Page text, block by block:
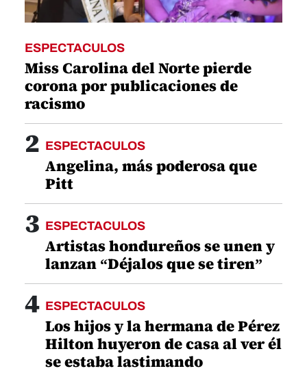
ESPECTACULOS
Miss Carolina del Norte pierde
corona por publicaciones de
racismo
2 ESPECTACULOS
Angelina, más poderosa que
Pitt
3 ESPECTACULOS
Artistas hondureños se unen y
lanzan “Déjalos que se tiren”
4 ESPECTACULOS
Los hijos y la hermana de Pérez
Hilton huyeron de casa al ver él
se estaba lastimando